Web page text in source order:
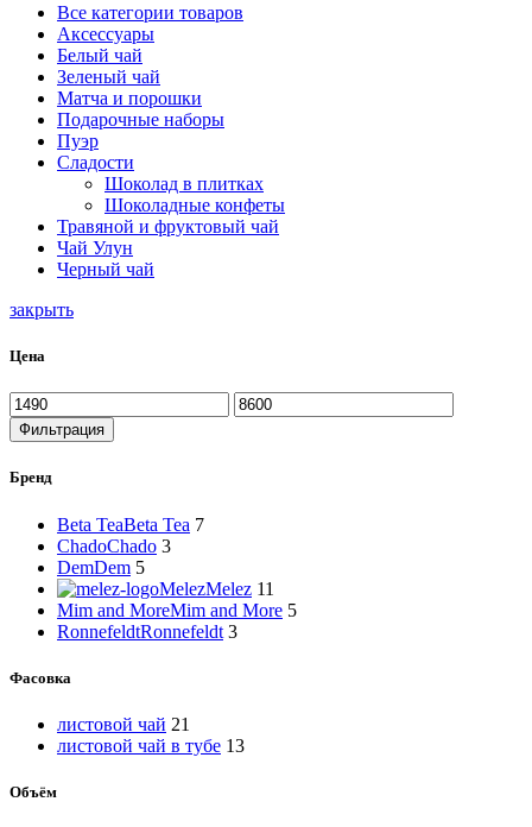
Все категории товаров
Аксессуары
Белый чай
Зеленый чай
Матча и порошки
Подарочные наборы
Пуэр
Сладости
Шоколад в плитках
Шоколадные конфеты
Травяной и фруктовый чай
Чай Улун
Черный чай
закрыть
Цена
Минимальная
цена
Максимальная
цена
Фильтрация
Бренд
Beta TeaBeta Tea 7
ChadoChado 3
DemDem 5
MelezMelez 11
Mim and MoreMim and More 5
RonnefeldtRonnefeldt 3
Фасовка
листовой чай 21
листовой чай в тубе 13
Объём